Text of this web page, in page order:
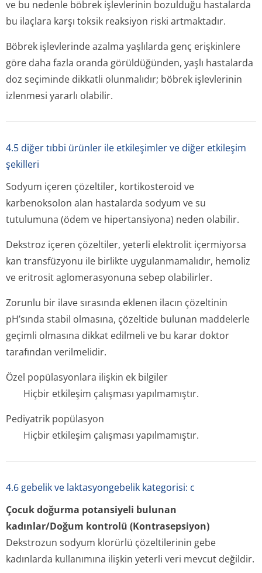
ve bu nedenle böbrek işlevlerinin bozulduğu hastalarda
bu ilaçlara karşı toksik reaksiyon riski artmaktadır.
Böbrek işlevlerinde azalma yaşlılarda genç erişkinlere
göre daha fazla oranda görüldüğünden, yaşlı hastalarda
doz seçiminde dikkatli olunmalıdır; böbrek işlevlerinin
izlenmesi yararlı olabilir.
4.5 diğer tıbbi ürünler ile etkileşimler ve diğer etkileşim
şekilleri
Sodyum içeren çözeltiler, kortikosteroid ve
karbenoksolon alan hastalarda sodyum ve su
tutulumuna (ödem ve hipertansiyona) neden olabilir.
Dekstroz içeren çözeltiler, yeterli elektrolit içermiyorsa
kan transfüzyonu ile birlikte uygulanmamalıdır, hemoliz
ve eritrosit aglomerasyonuna sebep olabilirler.
Zorunlu bir ilave sırasında eklenen ilacın çözeltinin
pH’sında stabil olmasına, çözeltide bulunan maddelerle
geçimli olmasına dikkat edilmeli ve bu karar doktor
tarafından verilmelidir.
Özel popülasyonlara ilişkin ek bilgiler
Hiçbir etkileşim çalışması yapılmamıştır.
Pediyatrik popülasyon
Hiçbir etkileşim çalışması yapılmamıştır.
4.6 gebelik ve laktasyongebelik kategorisi: c
Çocuk doğurma potansiyeli bulunan
kadınlar/Doğum kontrolü (Kontrasepsiyon)
Dekstrozun sodyum klorürlü çözeltilerinin gebe
kadınlarda kullanımına ilişkin yeterli veri mevcut değildir.